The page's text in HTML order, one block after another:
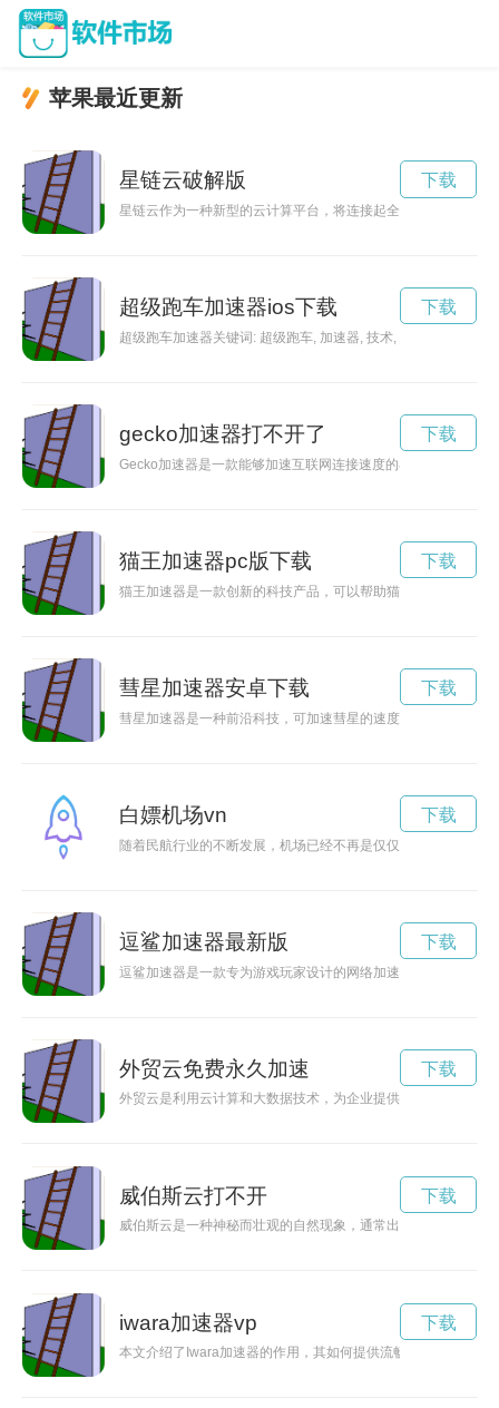
苹果最近更新
星链云破解版
星链云作为一种新型的云计算平台，将连接起全球的科技与创
下载
超级跑车加速器ios下载
超级跑车加速器关键词: 超级跑车, 加速器, 技术, 创新描述: 超
下载
gecko加速器打不开了
Gecko加速器是一款能够加速互联网连接速度的小工具，通过
下载
猫王加速器pc版下载
猫王加速器是一款创新的科技产品，可以帮助猫咪提高奔跑速度
下载
彗星加速器安卓下载
彗星加速器是一种前沿科技，可加速彗星的速度，让其更快到
下载
白嫖机场vn
随着民航行业的不断发展，机场已经不再是仅仅是乘机出行的
下载
逗鲨加速器最新版
逗鲨加速器是一款专为游戏玩家设计的网络加速器，能够有效
下载
外贸云免费永久加速
外贸云是利用云计算和大数据技术，为企业提供全方位、专业
下载
威伯斯云打不开
威伯斯云是一种神秘而壮观的自然现象，通常出现在夏季的威
下载
iwara加速器vp
本文介绍了Iwara加速器的作用，其如何提供流畅的观看体验，
下载